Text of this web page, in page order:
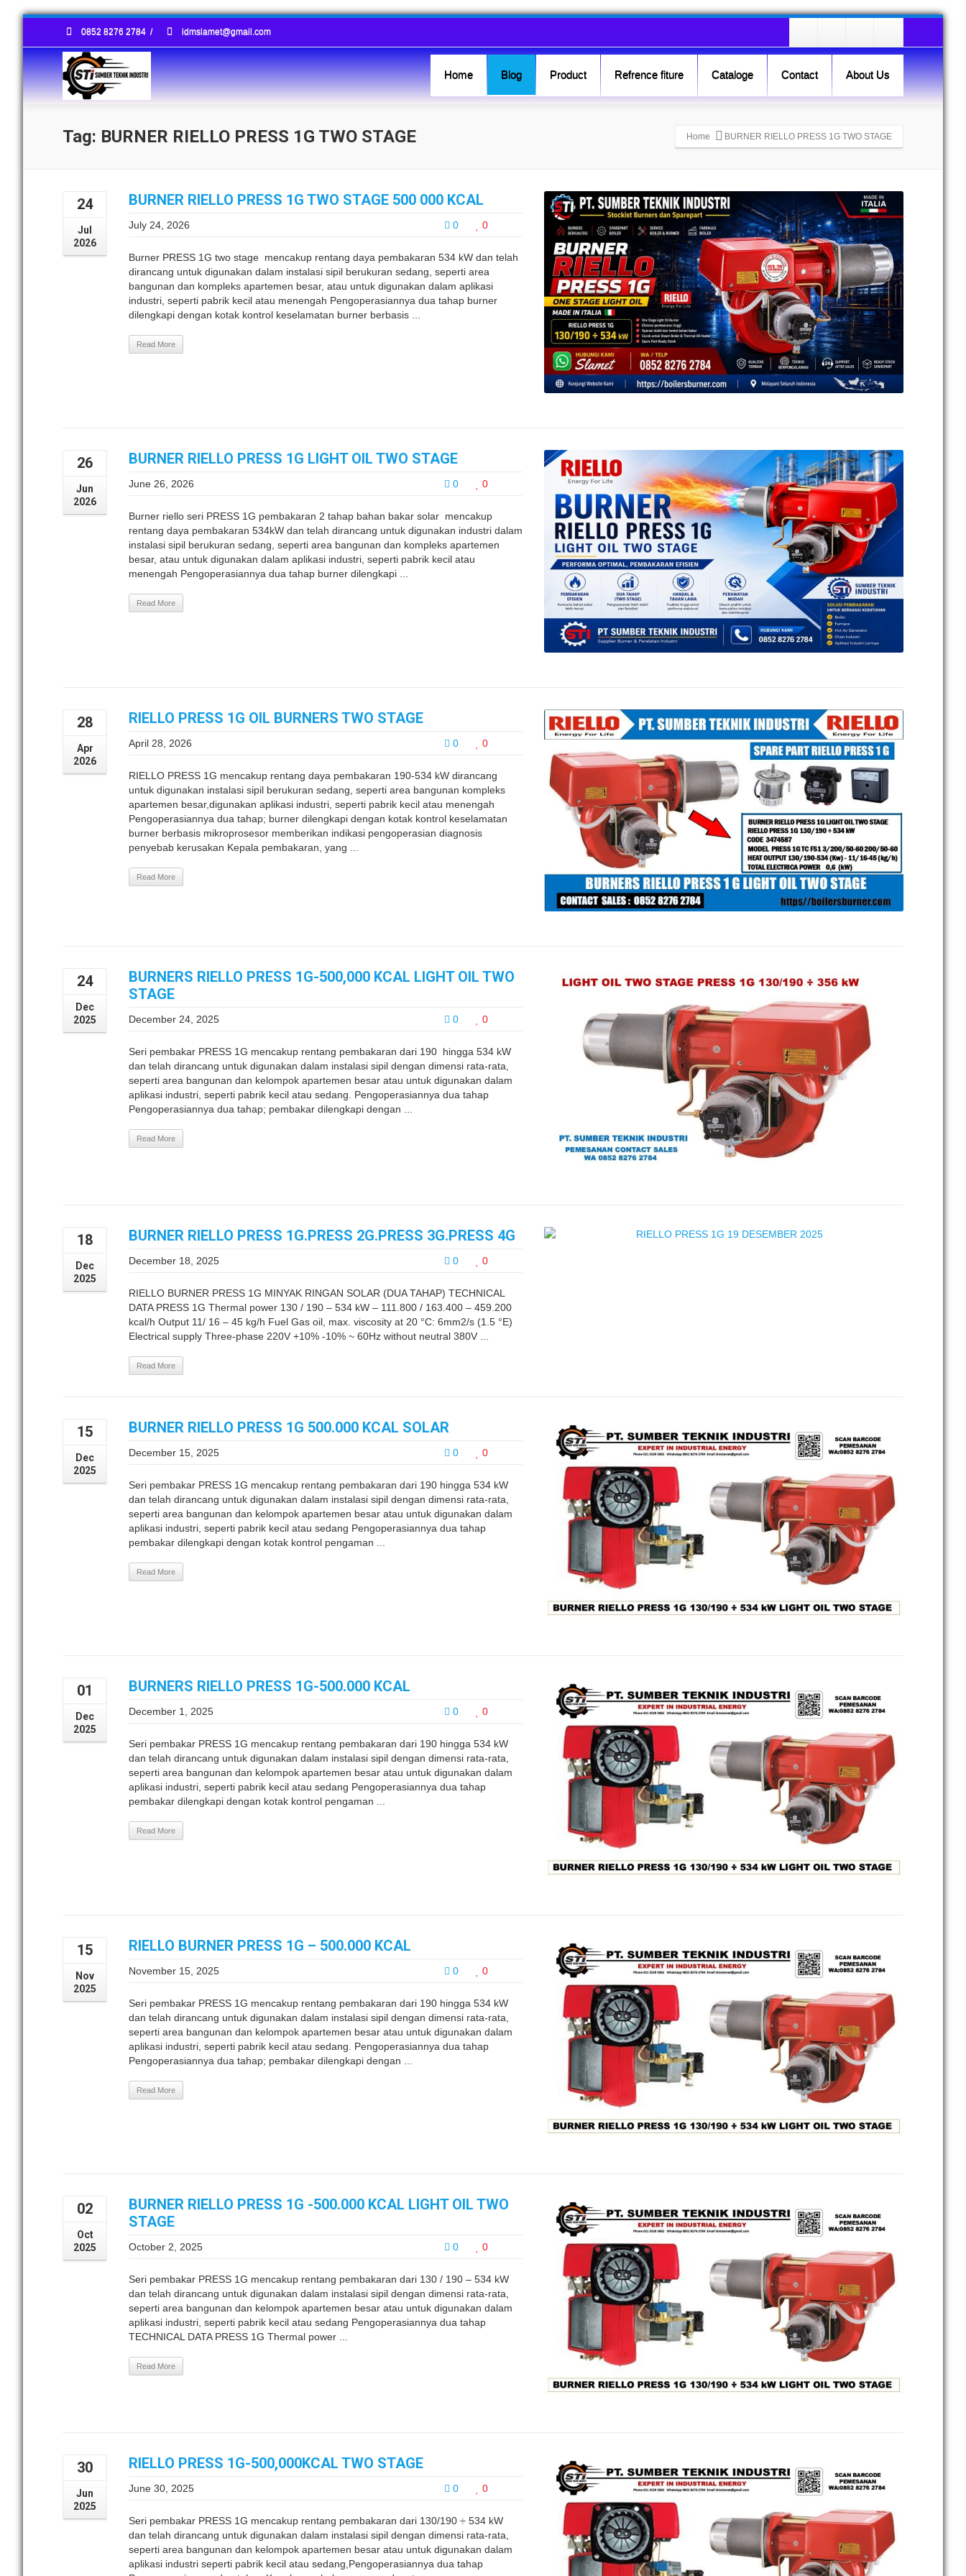
0852 8276 2784 / idmslamet@gmail.com
Home Blog Product Refrence fiture Cataloge Contact About Us
Tag: BURNER RIELLO PRESS 1G TWO STAGE Home BURNER RIELLO PRESS 1G TWO STAGE
24
Jul
2026
BURNER RIELLO PRESS 1G TWO STAGE 500 000 KCAL
0 0
July 24, 2026
Burner PRESS 1G two stage mencakup rentang daya pembakaran 534 kW dan telah
dirancang untuk digunakan dalam instalasi sipil berukuran sedang, seperti area
bangunan dan kompleks apartemen besar, atau untuk digunakan dalam aplikasi
industri, seperti pabrik kecil atau menengah Pengoperasiannya dua tahap burner
dilengkapi dengan kotak kontrol keselamatan burner berbasis ...
Read More
26
Jun
2026
BURNER RIELLO PRESS 1G LIGHT OIL TWO STAGE
0 0
June 26, 2026
Burner riello seri PRESS 1G pembakaran 2 tahap bahan bakar solar mencakup
rentang daya pembakaran 534kW dan telah dirancang untuk digunakan industri dalam
instalasi sipil berukuran sedang, seperti area bangunan dan kompleks apartemen
besar, atau untuk digunakan dalam aplikasi industri, seperti pabrik kecil atau
menengah Pengoperasiannya dua tahap burner dilengkapi ...
Read More
28
Apr
2026
RIELLO PRESS 1G OIL BURNERS TWO STAGE
0 0
April 28, 2026
RIELLO PRESS 1G mencakup rentang daya pembakaran 190-534 kW dirancang
untuk digunakan instalasi sipil berukuran sedang, seperti area bangunan kompleks
apartemen besar,digunakan aplikasi industri, seperti pabrik kecil atau menengah
Pengoperasiannya dua tahap; burner dilengkapi dengan kotak kontrol keselamatan
burner berbasis mikroprosesor memberikan indikasi pengoperasian diagnosis
penyebab kerusakan Kepala pembakaran, yang ...
Read More
24
Dec
2025
BURNERS RIELLO PRESS 1G-500,000 KCAL LIGHT OIL TWO
STAGE
0 0
December 24, 2025
Seri pembakar PRESS 1G mencakup rentang pembakaran dari 190 hingga 534 kW
dan telah dirancang untuk digunakan dalam instalasi sipil dengan dimensi rata-rata,
seperti area bangunan dan kelompok apartemen besar atau untuk digunakan dalam
aplikasi industri, seperti pabrik kecil atau sedang. Pengoperasiannya dua tahap
Pengoperasiannya dua tahap; pembakar dilengkapi dengan ...
Read More
18
Dec
2025
BURNER RIELLO PRESS 1G.PRESS 2G.PRESS 3G.PRESS 4G
0 0
December 18, 2025
RIELLO BURNER PRESS 1G MINYAK RINGAN SOLAR (DUA TAHAP) TECHNICAL
DATA PRESS 1G Thermal power 130 / 190 – 534 kW – 111.800 / 163.400 – 459.200
kcal/h Output 11/ 16 – 45 kg/h Fuel Gas oil, max. viscosity at 20 °C: 6mm2/s (1.5 °E)
Electrical supply Three-phase 220V +10% -10% ~ 60Hz without neutral 380V ...
Read More
15
Dec
2025
BURNER RIELLO PRESS 1G 500.000 KCAL SOLAR
0 0
December 15, 2025
Seri pembakar PRESS 1G mencakup rentang pembakaran dari 190 hingga 534 kW
dan telah dirancang untuk digunakan dalam instalasi sipil dengan dimensi rata-rata,
seperti area bangunan dan kelompok apartemen besar atau untuk digunakan dalam
aplikasi industri, seperti pabrik kecil atau sedang Pengoperasiannya dua tahap
pembakar dilengkapi dengan kotak kontrol pengaman ...
Read More
01
Dec
2025
BURNERS RIELLO PRESS 1G-500.000 KCAL
0 0
December 1, 2025
Seri pembakar PRESS 1G mencakup rentang pembakaran dari 190 hingga 534 kW
dan telah dirancang untuk digunakan dalam instalasi sipil dengan dimensi rata-rata,
seperti area bangunan dan kelompok apartemen besar atau untuk digunakan dalam
aplikasi industri, seperti pabrik kecil atau sedang Pengoperasiannya dua tahap
pembakar dilengkapi dengan kotak kontrol pengaman ...
Read More
15
Nov
2025
RIELLO BURNER PRESS 1G – 500.000 KCAL
0 0
November 15, 2025
Seri pembakar PRESS 1G mencakup rentang pembakaran dari 190 hingga 534 kW
dan telah dirancang untuk digunakan dalam instalasi sipil dengan dimensi rata-rata,
seperti area bangunan dan kelompok apartemen besar atau untuk digunakan dalam
aplikasi industri, seperti pabrik kecil atau sedang. Pengoperasiannya dua tahap
Pengoperasiannya dua tahap; pembakar dilengkapi dengan ...
Read More
02
Oct
2025
BURNER RIELLO PRESS 1G -500.000 KCAL LIGHT OIL TWO
STAGE
0 0
October 2, 2025
Seri pembakar PRESS 1G mencakup rentang pembakaran dari 130 / 190 – 534 kW
dan telah dirancang untuk digunakan dalam instalasi sipil dengan dimensi rata-rata,
seperti area bangunan dan kelompok apartemen besar atau untuk digunakan dalam
aplikasi industri, seperti pabrik kecil atau sedang Pengoperasiannya dua tahap
TECHNICAL DATA PRESS 1G Thermal power ...
Read More
30
Jun
2025
RIELLO PRESS 1G-500,000KCAL TWO STAGE
0 0
June 30, 2025
Seri pembakar PRESS 1G mencakup rentang pembakaran dari 130/190 ÷ 534 kW
dan telah dirancang untuk digunakan dalam instalasi sipil dengan dimensi rata-rata,
seperti area bangunan dan kelompok apartemen besar atau untuk digunakan dalam
aplikasi industri seperti pabrik kecil atau sedang,Pengoperasiannya dua tahap